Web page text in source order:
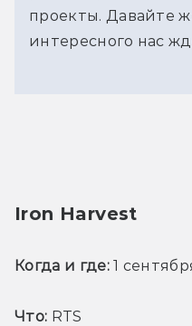
проекты. Давайте
интересного нас
Iron Harvest
Когда и где: 1
Что: RTS